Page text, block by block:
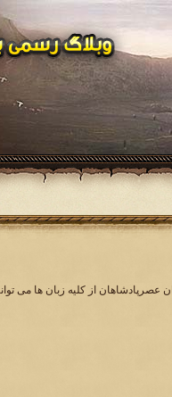
عصرپادشاهان از کلیه زبان ها می